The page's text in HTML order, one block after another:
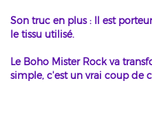
Son truc en plus : Il est
le tissu utilisé.
Le Boho Mister Rock va
simple, c'est un vrai coup de